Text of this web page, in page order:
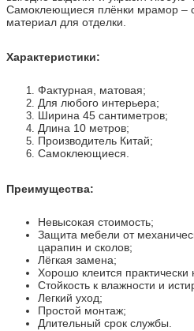
Самоклеющиеся плёнки мрамор –
материал для отделки.
Характеристики:
Фактурная, матовая;
Для любого интерьера;
Ширина 45 сантиметров;
Длина 10 метров;
Производитель Китай;
Самоклеющиеся.
Преимущества:
Невысокая стоимость;
Защита мебели от
царапин и сколов;
Лёгкая замена;
Хорошо клеится практически
Стойкость к влажности и
Легкий уход;
Простой монтаж;
Длительный срок службы.